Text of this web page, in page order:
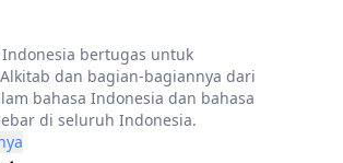
bertugas untuk
dan bagian-bagiannya dari
bahasa Indonesia dan bahasa
di seluruh Indonesia.